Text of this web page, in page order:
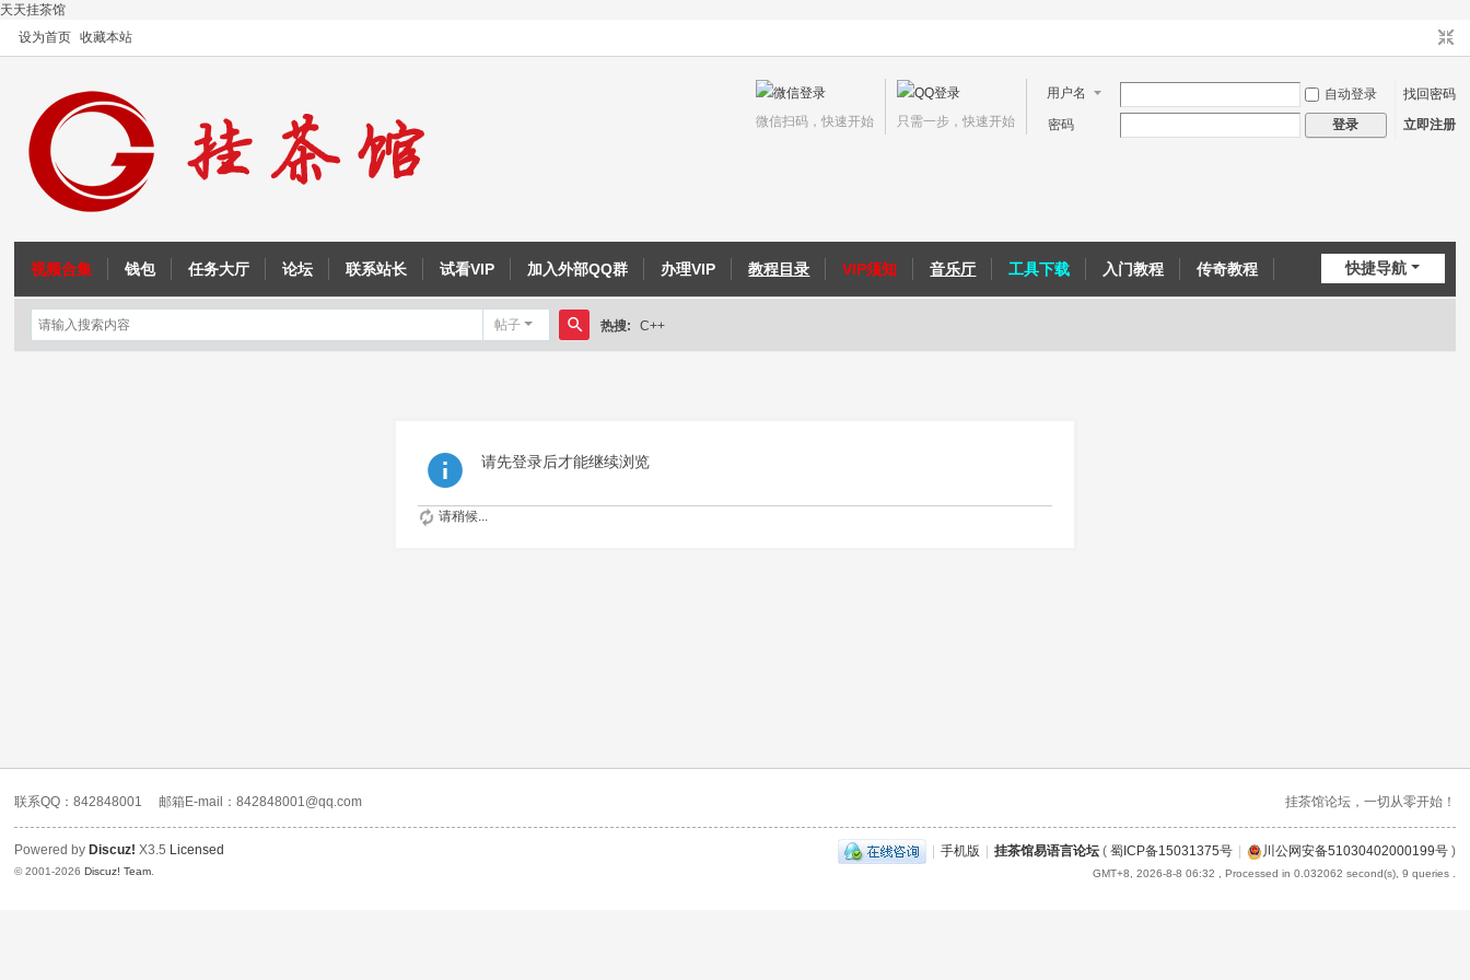
天天挂茶馆
设为首页
收藏本站
用户名 自动登录
找回密码
密码
登录 立即注册
只需一步，快速开始
微信扫码，快速开始
快捷导航
视频合集 钱包 任务大厅 论坛 联系站长 试看VIP 加入外部QQ群 办理VIP 教程目录 VIP须知 音乐厅 工具下载 入门教程 传奇教程
帖子
搜
热搜: C++
请先登录后才能继续浏览
请稍候...
联系QQ：842848001 邮箱E-mail：842848001@qq.com 挂茶馆论坛，一切从零开始！
| 手机版 | 挂茶馆易语言论坛( 蜀ICP备15031375号 | 川公网安备51030402000199号)
GMT+8, 2026-8-8 06:32 , Processed in 0.032062 second(s), 9 queries .
Powered by Discuz! X3.5 Licensed
© 2001-2026Discuz! Team